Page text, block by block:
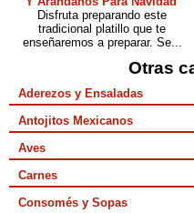
Disfruta preparando este
tradicional platillo que te
enseñaremos a preparar. Se...
Otras
Aderezos y Ensaladas
Antojitos Mexicanos
Aves
Carnes
Consomés y Sopas